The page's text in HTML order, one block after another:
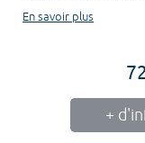
En savoir plus
+